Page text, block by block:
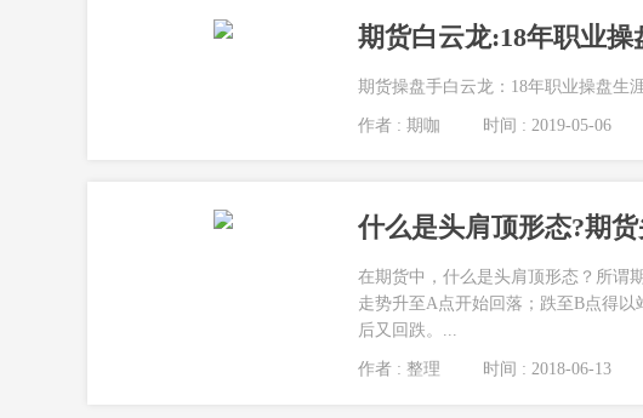
期货白云龙:18年职业
期货操盘手白云龙：18年职业操盘生
作者 : 期咖 时间 : 2019-05-06
什么是头肩顶形态?期
在期货中，什么是头肩顶形态？所谓
走势升至A点开始回落；跌至B点得
后又回跌。...
作者 : 整理 时间 : 2018-06-13